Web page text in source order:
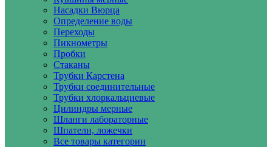
Насадки Вюрца
Определение воды
Переходы
Пикнометры
Пробки
Стаканы
Трубки Карстена
Трубки соединительные
Трубки хлоркальциевые
Цилиндры мерные
Шланги лабораторные
Шпатели, ложечки
Все товары категории